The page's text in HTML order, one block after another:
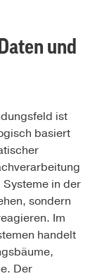
und
ist
basiert
in der
sondern
Im
handelt
Der